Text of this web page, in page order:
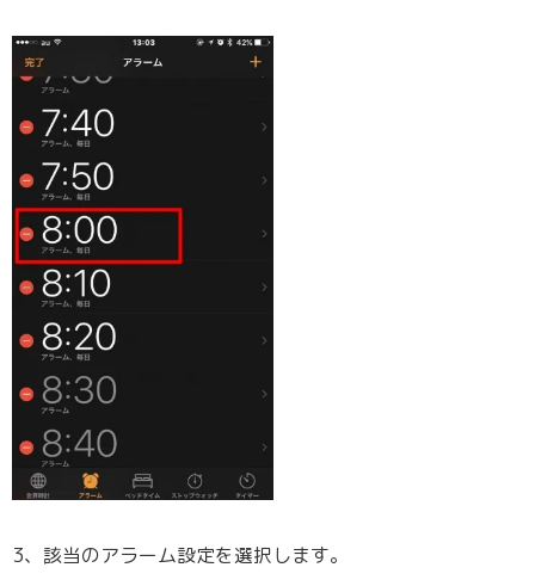
3、該当のアラーム設定を選択します。